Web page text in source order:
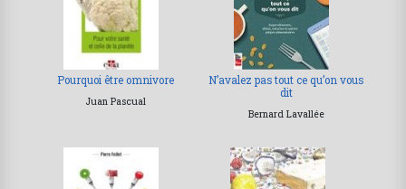
Pourquoi être omnivore
Juan Pascual
N’avalez pas tout ce qu’on vous
dit
Bernard Lavallée